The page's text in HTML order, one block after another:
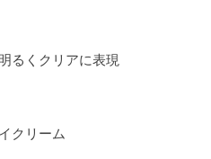
るくクリアに表現
クリーム